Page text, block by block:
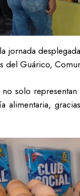
jornada
del Guárico,
no solo
alimentaria,